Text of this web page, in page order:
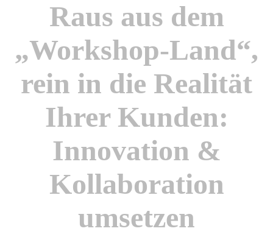
Raus aus dem
„Workshop-Land“,
rein in die Realität
Ihrer Kunden:
Innovation &
Kollaboration
umsetzen